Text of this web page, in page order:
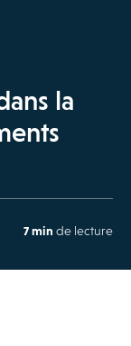
la
7 min de lecture